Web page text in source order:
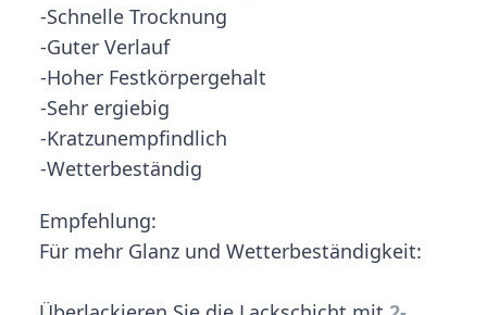
-Schnelle Trocknung
-Guter Verlauf
-Hoher Festkörpergehalt
-Sehr ergiebig
-Kratzunempfindlich
-Wetterbeständig
Empfehlung:
Für mehr Glanz und Wetterbeständigkeit: